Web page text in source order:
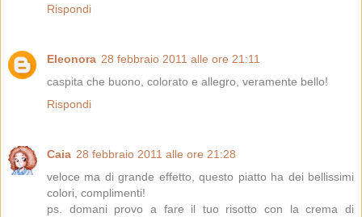
Rispondi
Eleonora 28 febbraio 2011 alle ore 21:11
caspita che buono, colorato e allegro, veramente bello!
Rispondi
Caia 28 febbraio 2011 alle ore 21:28
veloce ma di grande effetto, questo piatto ha dei bellissimi
colori, complimenti!
ps. domani provo a fare il tuo risotto con la crema di